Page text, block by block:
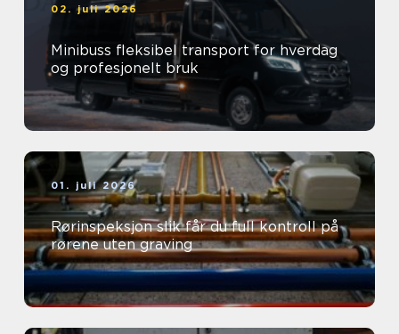
02. juli 2026
Minibuss fleksibel transport for hverdag
og profesjonelt bruk
01. juli 2026
Rørinspeksjon slik får du full kontroll på
rørene uten graving